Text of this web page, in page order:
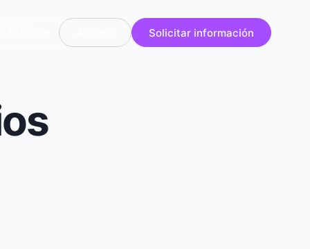
Solicitar información